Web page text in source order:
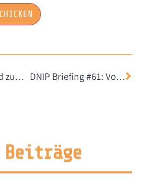
EFK: Die eID wird zum Reputationsrisiko für den Bund DNIP Briefing #61: Von Staubsaugern und Algorithmen